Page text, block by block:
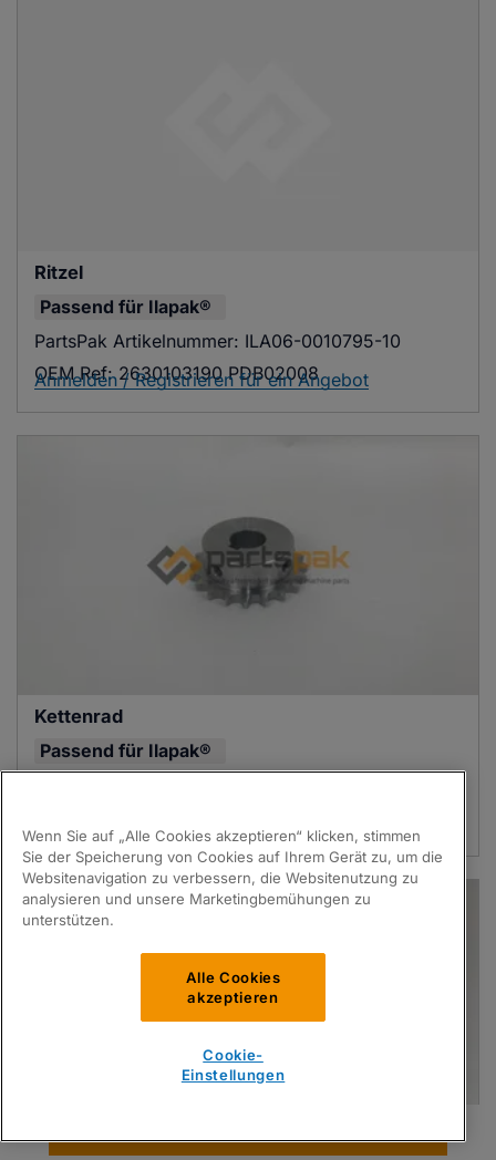
Ritzel
Passend für Ilapak®
PartsPak Artikelnummer: ILA06-0010795-10
OEM Ref: 2630103190 PDB02008
Anmelden / Registrieren für ein Angebot
Kettenrad
Passend für Ilapak®
Wenn Sie auf „Alle Cookies akzeptieren“ klicken, stimmen
Sie der Speicherung von Cookies auf Ihrem Gerät zu, um die
Websitenavigation zu verbessern, die Websitenutzung zu
analysieren und unsere Marketingbemühungen zu
unterstützen.
Alle Cookies
akzeptieren
Cookie-
Einstellungen